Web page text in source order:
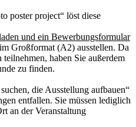
poster project“ löst diese
und ein Bewerbungsformular
Großformat (A2) ausstellen. Da
haben Sie außerdem
zu finden.
die Ausstellung aufbauen“
entfallen. Sie müssen lediglich
an der Veranstaltung